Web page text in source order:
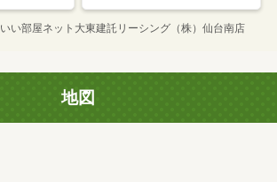
いい部屋ネット大東建託リーシング（株）仙台南店
地図